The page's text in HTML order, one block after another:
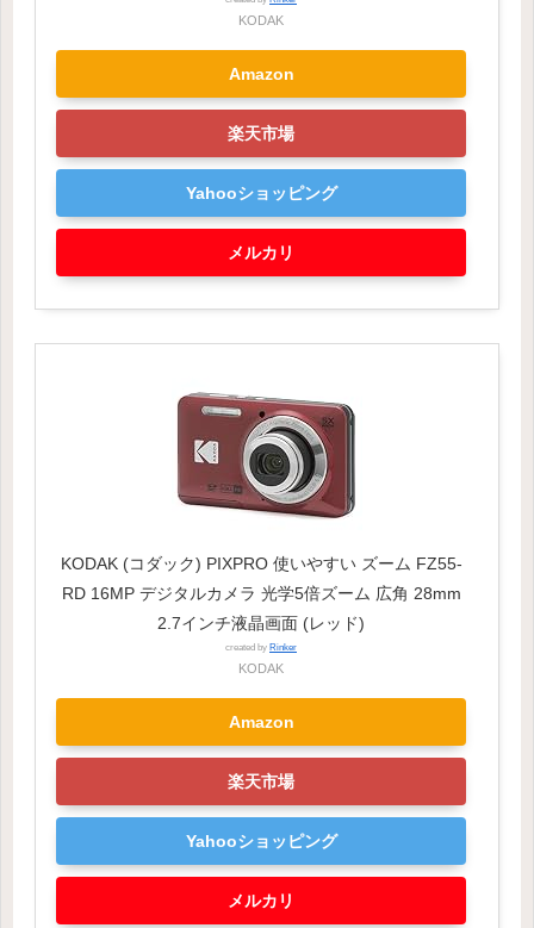
KODAK
Amazon
楽天市場
Yahooショッピング
メルカリ
KODAK (コダック) PIXPRO 使いやすい ズーム FZ55-
RD 16MP デジタルカメラ 光学5倍ズーム 広角 28mm
2.7インチ液晶画面 (レッド)
created by Rinker
KODAK
Amazon
楽天市場
Yahooショッピング
メルカリ